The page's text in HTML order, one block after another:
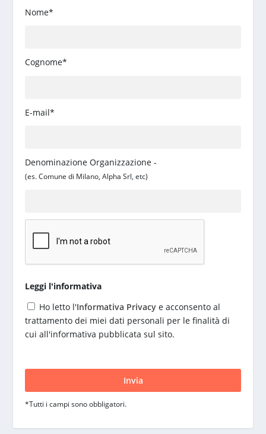
Nome*
Cognome*
E-mail*
Denominazione Organizzazione -
(es. Comune di Milano, Alpha Srl, etc)
Leggi l'informativa
Ho letto l'Informativa Privacy e acconsento al
trattamento dei miei dati personali per le finalità di
cui all'informativa pubblicata sul sito.
i
r
e
*Tutti i campi sono obbligatori.